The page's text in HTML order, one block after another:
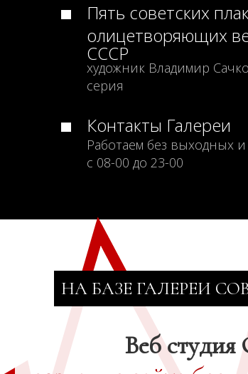
Пять советских
олицетворяющих
СССР
художник Владимир
серия
Контакты Галереи
Работаем без выходных
с 08-00 до 23-00
НА БАЗЕ ГАЛЕРЕИ
Веб студия